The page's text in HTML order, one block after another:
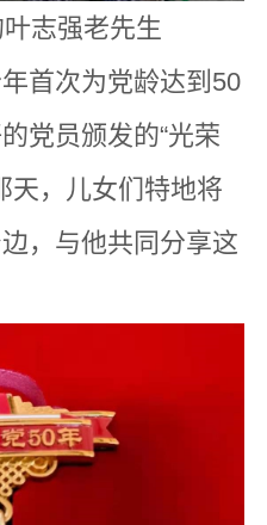
志强老先生
首次为党龄达到50
党员颁发的“光荣
天，儿女们特地将
，与他共同分享这